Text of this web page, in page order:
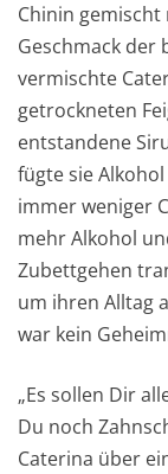
Chinin
Geschmack der
vermischte
getrockneten
entstandene
fügte sie
immer weniger
mehr Alkohol
Zubettgehen
um ihren Alltag
war kein
„Es sollen Dir
Du noch
Caterina über